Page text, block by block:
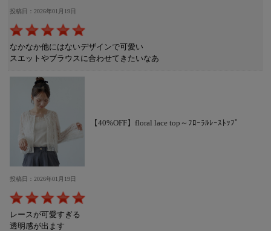
投稿日：2026年01月19日
なかなか他にはないデザインで可愛い
スエットやブラウスに合わせてきたいなあ
【40%OFF】floral lace top～ﾌﾛｰﾗﾙﾚｰｽﾄｯﾌﾟ
投稿日：2026年01月19日
レースが可愛すぎる
透明感が出ます